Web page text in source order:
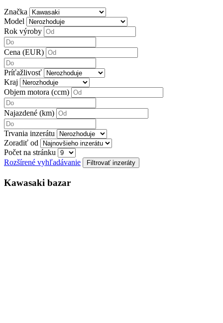
Značka
Model
Rok výroby
Cena (EUR)
Príťažlivosť
Kraj
Objem motora (ccm)
Najazdené (km)
Trvania inzerátu
Zoradiť od
Počet na stránku
Rozšírené vyhľadávanie
Kawasaki bazar